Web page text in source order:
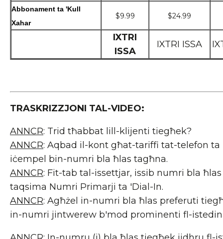
Abbonament ta 'Kull
Xahar
$9.99 $24.99
IXTRI
ISSA
IXTRI ISSA
TRASKRIZZJONI TAL-VIDEO:
ANNCR: Trid tħabbat lill-klijenti tiegħek?
ANNCR: Aqbad il-kont għat-tariffi tat-telefon ta
iċempel bin-numri bla ħlas tagħna.
ANNCR: Fit-tab tal-issettjar, issib numri bla
taqsima Numri Primarji ta 'Dial-In.
ANNCR: Agħżel in-numri bla ħlas preferuti
in-numri jintwerew b'mod prominenti fl-